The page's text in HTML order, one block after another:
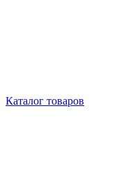
Каталог товаров